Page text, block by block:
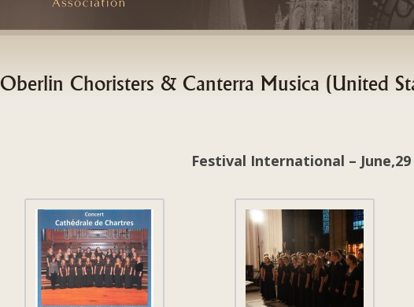
Oberlin Choristers & Canterra Musica (United
Festival International – June,29